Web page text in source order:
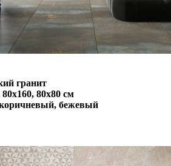
гранит
80x160, 80x80 см
бежевый